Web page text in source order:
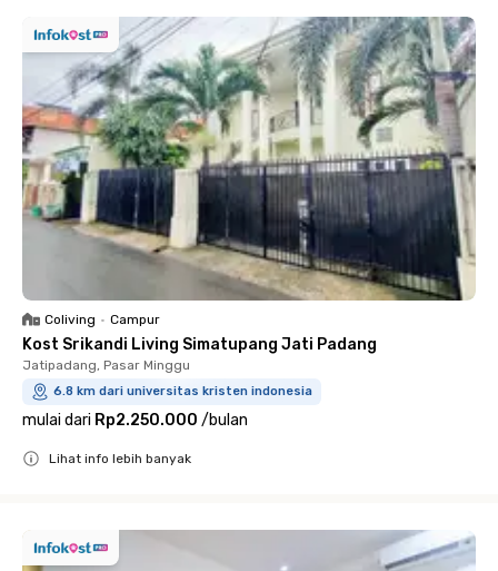
Coliving • Campur
Kost Srikandi Living Simatupang Jati Padang
Jatipadang, Pasar Minggu
6.8 km dari universitas kristen indonesia
mulai dari Rp2.250.000 /bulan
Lihat info lebih banyak